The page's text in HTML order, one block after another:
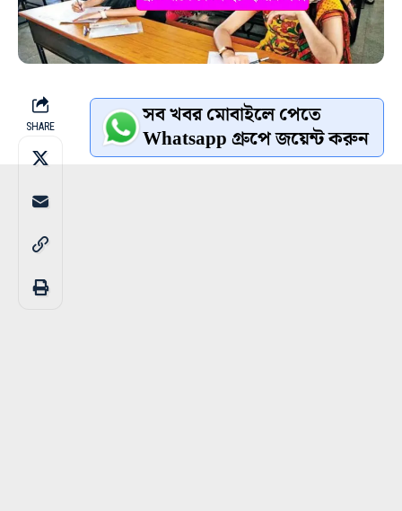
SHARE সব খবর মোবাইলে পেতে
Whatsapp গ্রুপে জয়েন্ট করুন